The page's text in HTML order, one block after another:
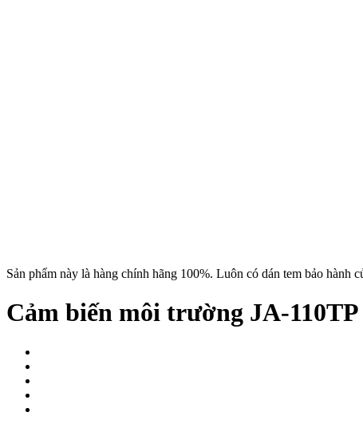
Sản phẩm này là hàng chính hãng 100%. Luôn có dán tem bảo
Cảm biến môi trường JA-110TP